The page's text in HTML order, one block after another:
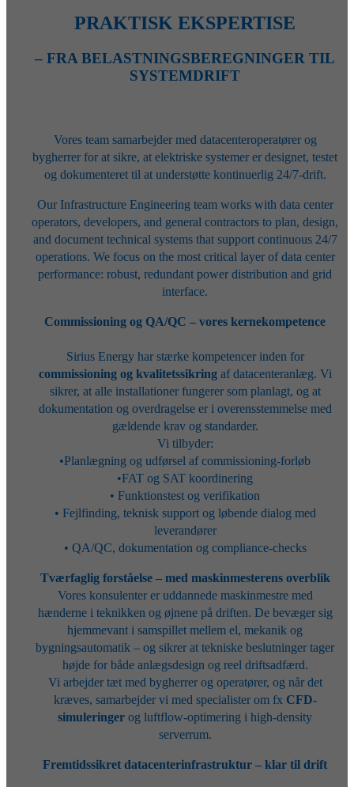
PRAKTISK EKSPERTISE
– FRA BELASTNINGSBEREGNINGER TIL
SYSTEMDRIFT
Vores team samarbejder med datacenteroperatører og
bygherrer for at sikre, at elektriske systemer er designet, testet
og dokumenteret til at understøtte kontinuerlig 24/7-drift.
Our Infrastructure Engineering team works with data center
operators, developers, and general contractors to plan, design,
and document technical systems that support continuous 24/7
operations. We focus on the most critical layer of data center
performance: robust, redundant power distribution and grid
interface.
Commissioning og QA/QC – vores kernekompetence
Sirius Energy har stærke kompetencer inden for
commissioning og kvalitetssikringaf datacenteranlæg. Vi
sikrer, at alle installationer fungerer som planlagt, og at
dokumentation og overdragelse er i overensstemmelse med
gældende krav og standarder.
Vi tilbyder:
•Planlægning og udførsel af commissioning-forløb
•FAT og SAT koordinering
• Funktionstest og verifikation
• Fejlfinding, teknisk support og løbende dialog med
leverandører
• QA/QC, dokumentation og compliance-checks
Tværfaglig forståelse – med maskinmesterens overblik
Vores konsulenter er uddannede maskinmestre med
hænderne i teknikken og øjnene på driften. De bevæger sig
hjemmevant i samspillet mellem el, mekanik og
bygningsautomatik – og sikrer at tekniske beslutninger tager
højde for både anlægsdesign og reel driftsadfærd.
Vi arbejder tæt med bygherrer og operatører, og når det
kræves, samarbejder vi med specialister om fx CFD-
simuleringer og luftflow-optimering i high-density
serverrum.
Fremtidssikret datacenterinfrastruktur – klar til drift